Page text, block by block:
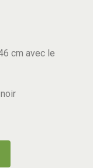
cm avec le